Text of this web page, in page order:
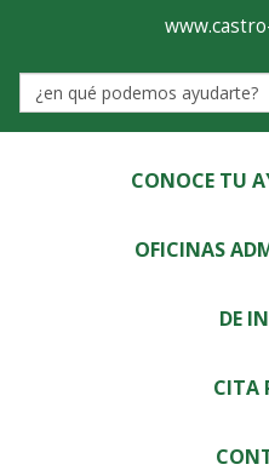
de
Castro-
UrdialesCONOCE TU
OFICINAS
DE
CITA